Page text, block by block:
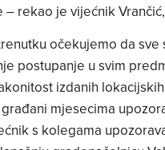
rekao je vijećnik
očekujemo da
postupanje u svim
izdanih
mjesecima
s kolegama